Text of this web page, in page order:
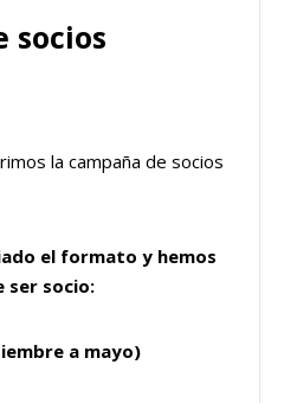
socios
la campaña de socios
el formato y hemos
ser socio:
a mayo)